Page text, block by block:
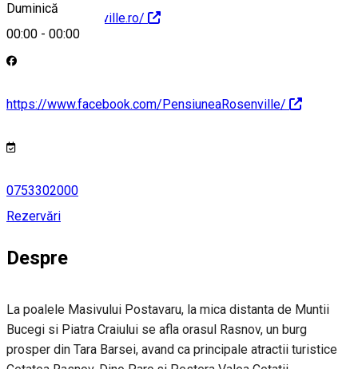
Duminică
00:00 - 00:00
http://www.rosenville.ro/
https://www.facebook.com/PensiuneaRosenville/
0753302000
Rezervări
Despre
La poalele Masivului Postavaru, la mica distanta de Muntii
Bucegi si Piatra Craiului se afla orasul Rasnov, un burg
prosper din Tara Barsei, avand ca principale atractii turistice